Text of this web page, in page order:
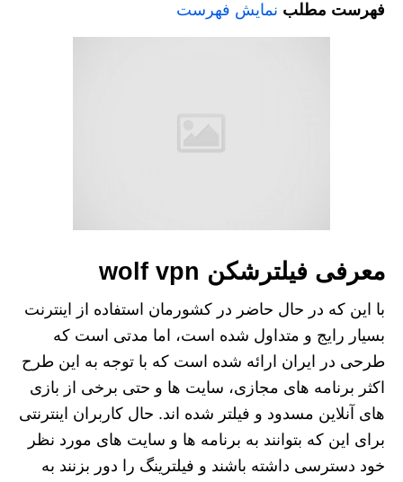
فهرست مطلب نمایش فهرست
معرفی فیلترشکن wolf vpn
با این که در حال حاضر در کشورمان استفاده از اینترنت
بسیار رایج و متداول شده است، اما مدتی است که
طرحی در ایران ارائه شده است که با توجه به این طرح
اکثر برنامه های مجازی، سایت ها و حتی برخی از بازی
های آنلاین مسدود و فیلتر شده اند. حال کاربران اینترنتی
برای این که بتوانند به برنامه ها و سایت های مورد نظر
خود دسترسی داشته باشند و فیلترینگ را دور بزنند به